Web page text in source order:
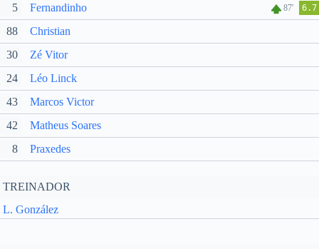
5 Fernandinho 87' 6.7
88
Christian
30
Zé Vitor
24
Léo Linck
43
Marcos Victor
42
Matheus Soares
8
Praxedes
TREINADOR
L. González